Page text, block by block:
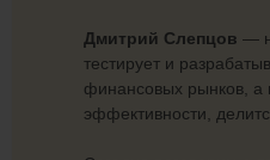
Дмитрий Слепцов —
тестирует и
финансовых рынков, а
эффективности,